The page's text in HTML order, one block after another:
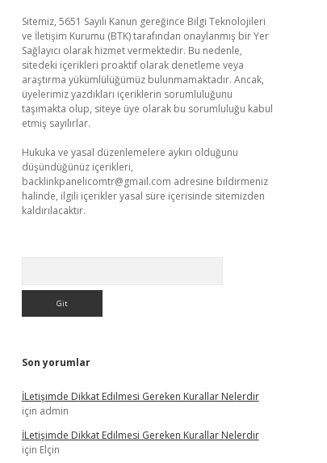
Sitemiz, 5651 Sayılı Kanun gereğince Bilgi Teknolojileri
ve İletişim Kurumu (BTK) tarafından onaylanmış bir Yer
Sağlayıcı olarak hizmet vermektedir. Bu nedenle,
sitedeki içerikleri proaktif olarak denetleme veya
araştırma yükümlülüğümüz bulunmamaktadır. Ancak,
üyelerimiz yazdıkları içeriklerin sorumluluğunu
taşımakta olup, siteye üye olarak bu sorumluluğu kabul
etmiş sayılırlar.
Hukuka ve yasal düzenlemelere aykırı olduğunu
düşündüğünüz içerikleri,
backlinkpanelicomtr@gmail.com adresine bildirmeniz
halinde, ilgili içerikler yasal süre içerisinde sitemizden
kaldırılacaktır.
Son yorumlar
İLetişimde Dikkat Edilmesi Gereken Kurallar Nelerdir
için admin
İLetişimde Dikkat Edilmesi Gereken Kurallar Nelerdir
için Elçin